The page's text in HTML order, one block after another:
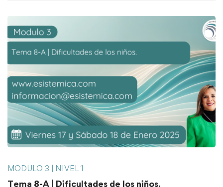
MODULO 3 | NIVEL 1
Tema 8-A | Dificultades de los niños.